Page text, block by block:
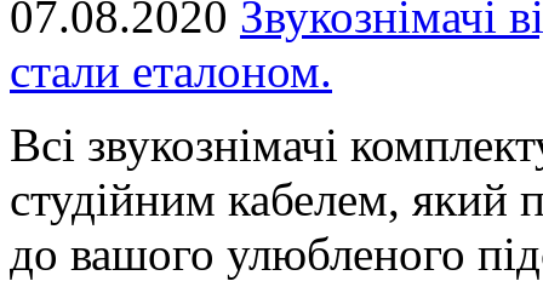
07.08.2020 Звукознімачі
стали еталоном.
Всі звукознімачі
студійним кабелем, який
до вашого улюбленого